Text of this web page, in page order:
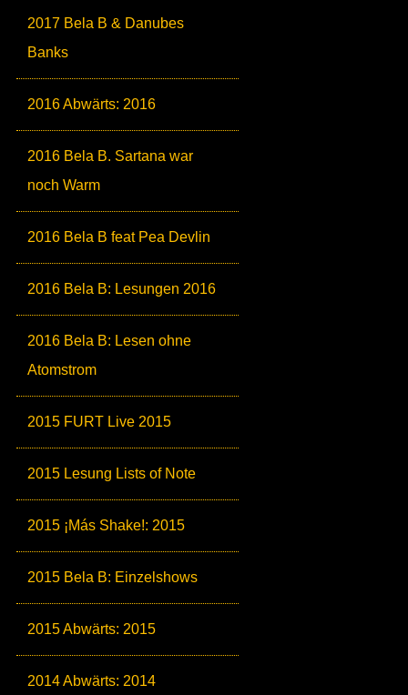
2017 Bela B & Danubes
Banks
2016 Abwärts: 2016
2016 Bela B. Sartana war
noch Warm
2016 Bela B feat Pea Devlin
2016 Bela B: Lesungen 2016
2016 Bela B: Lesen ohne
Atomstrom
2015 FURT Live 2015
2015 Lesung Lists of Note
2015 ¡Más Shake!: 2015
2015 Bela B: Einzelshows
2015 Abwärts: 2015
2014 Abwärts: 2014